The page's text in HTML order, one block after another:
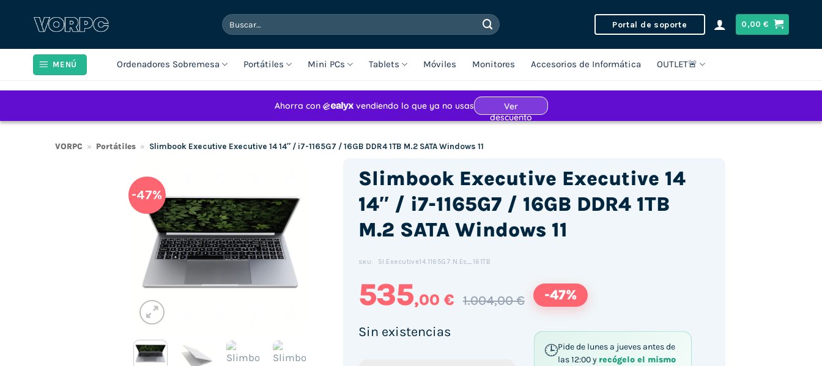
Buscar
por:
Portal de soporte 0,00€
MENÚ Ordenadores Sobremesa Portátiles Mini PCs Tablets Móviles Monitores Accesorios de Informática OUTLET🚨
VORPC » Portátiles » Slimbook Executive Executive 14 14″ / i7-1165G7 / 16GB DDR4 1TB M.2 SATA Windows 11
-47%
Slimbook Executive Executive 14
14″ / i7-1165G7 / 16GB DDR4 1TB
M.2 SATA Windows 11
SKU: Sl.Executive14.1165G7.N.Es_161TB
535,00 € 1.004,00 € -47%
Sin existencias
Pide de lunes a jueves antes de
las 12:00 y recógelo el mismo